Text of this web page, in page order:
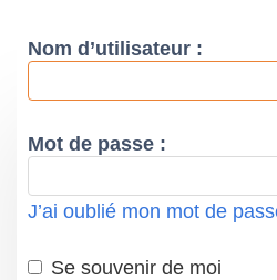
Nom d’utilisateur :
Mot de passe :
J’ai oublié mon mot de
Se souvenir de moi